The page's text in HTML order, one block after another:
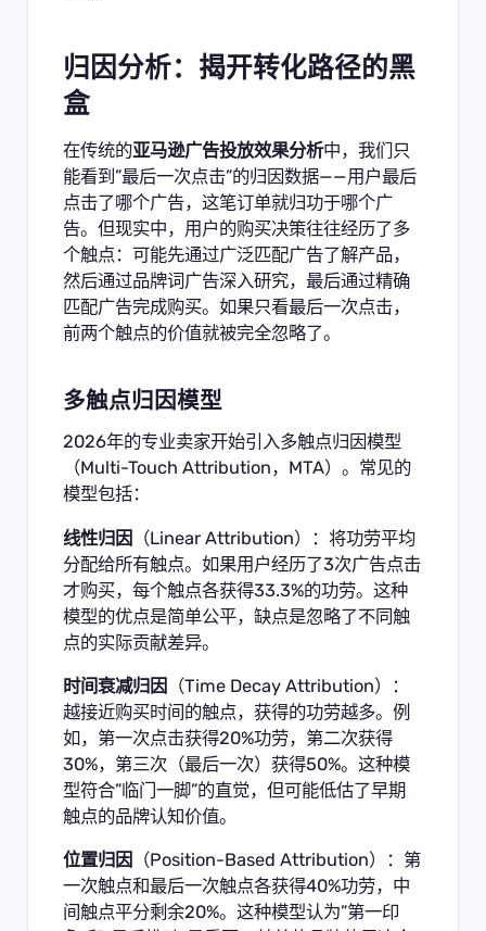
归因分析：揭开转化路径的黑
盒
在传统的亚马逊广告投放效果分析中，我们只
能看到”最后一次点击”的归因数据——用户最后
点击了哪个广告，这笔订单就归功于哪个广
告。但现实中，用户的购买决策往往经历了多
个触点：可能先通过广泛匹配广告了解产品，
然后通过品牌词广告深入研究，最后通过精确
匹配广告完成购买。如果只看最后一次点击，
前两个触点的价值就被完全忽略了。
多触点归因模型
2026年的专业卖家开始引入多触点归因模型
（Multi-Touch Attribution，MTA）。常见的
模型包括：
线性归因
（Linear Attribution）：将功劳平均
分配给所有触点。如果用户经历了3次广告点击
才购买，每个触点各获得33.3%的功劳。这种
模型的优点是简单公平，缺点是忽略了不同触
点的实际贡献差异。
时间衰减归因
（Time Decay Attribution）：
越接近购买时间的触点，获得的功劳越多。例
如，第一次点击获得20%功劳，第二次获得
30%，第三次（最后一次）获得50%。这种模
型符合”临门一脚”的直觉，但可能低估了早期
触点的品牌认知价值。
位置归因
（Position-Based Attribution）：第
一次触点和最后一次触点各获得40%功劳，中
间触点平分剩余20%。这种模型认为”第一印